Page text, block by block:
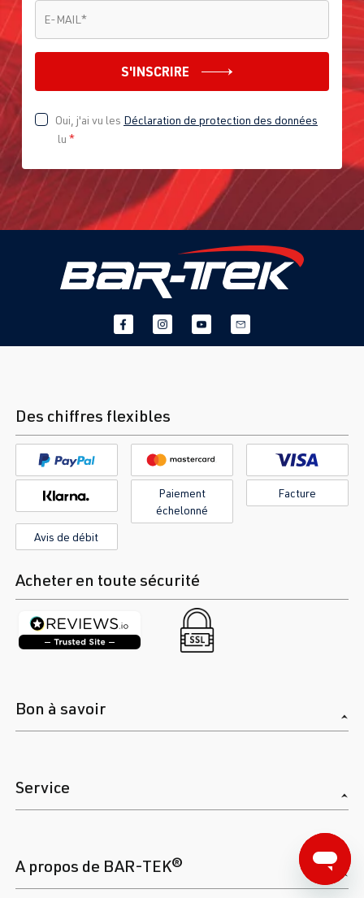
E-MAIL *
S'INSCRIRE
Oui, j'ai vu les Déclaration de protection des données
lu *
Des chiffres flexibles
Paiement
échelonné
Facture
Avis de débit
Acheter en toute sécurité
Bon à savoir
Service
A propos de BAR-TEK®